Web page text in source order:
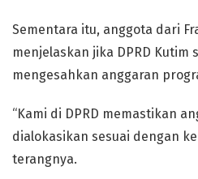
Sementara itu, anggota dari
menjelaskan jika DPRD
mengesahkan anggaran
“Kami di DPRD memastikan
dialokasikan sesuai dengan
terangnya.